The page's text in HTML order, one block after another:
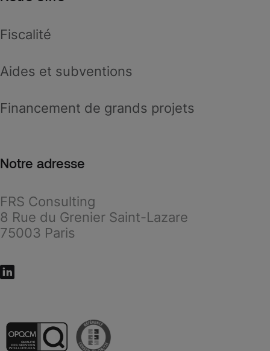
Fiscalité
Aides et subventions
Financement de grands projets
Notre adresse
FRS Consulting
8 Rue du Grenier Saint-Lazare
75003 Paris